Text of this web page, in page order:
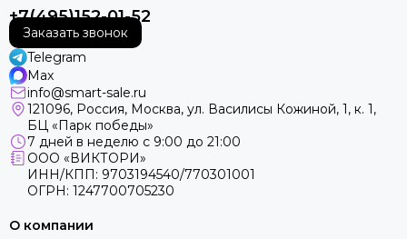
+7(495)152-01-52
Заказать звонок
Telegram
Max
info@smart-sale.ru
121096, Россия, Москва, ул. Василисы Кожиной, 1, к. 1,
БЦ «Парк победы»
7 дней в неделю с 9:00 до 21:00
ООО «ВИКТОРИ»
ИНН/КПП: 9703194540/770301001
ОГРН: 1247700705230
О компании